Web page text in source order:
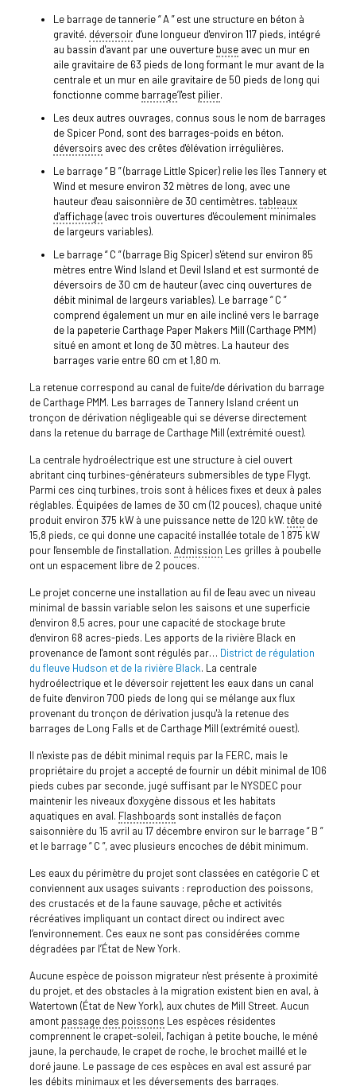
Le barrage de tannerie “ A ” est une structure en béton à
gravité. déversoird'une longueur d'environ 117 pieds, intégré
au bassin d'avant par une ouverture buseavec un mur en
aile gravitaire de 63 pieds de long formant le mur avant de la
centrale et un mur en aile gravitaire de 50 pieds de long qui
fonctionne comme barrage’l'est pilier.
Les deux autres ouvrages, connus sous le nom de barrages
de Spicer Pond, sont des barrages-poids en béton.
déversoirs avec des crêtes d'élévation irrégulières.
Le barrage “ B ” (barrage Little Spicer) relie les îles Tannery et
Wind et mesure environ 32 mètres de long, avec une
hauteur d'eau saisonnière de 30 centimètres. tableaux
d'affichage(avec trois ouvertures d'écoulement minimales
de largeurs variables).
Le barrage “ C ” (barrage Big Spicer) s'étend sur environ 85
mètres entre Wind Island et Devil Island et est surmonté de
déversoirs de 30 cm de hauteur (avec cinq ouvertures de
débit minimal de largeurs variables). Le barrage “ C ”
comprend également un mur en aile incliné vers le barrage
de la papeterie Carthage Paper Makers Mill (Carthage PMM)
situé en amont et long de 30 mètres. La hauteur des
barrages varie entre 60 cm et 1,80 m.
La retenue correspond au canal de fuite/de dérivation du barrage
de Carthage PMM. Les barrages de Tannery Island créent un
tronçon de dérivation négligeable qui se déverse directement
dans la retenue du barrage de Carthage Mill (extrémité ouest).
La centrale hydroélectrique est une structure à ciel ouvert
abritant cinq turbines-générateurs submersibles de type Flygt.
Parmi ces cinq turbines, trois sont à hélices fixes et deux à pales
réglables. Équipées de lames de 30 cm (12 pouces), chaque unité
produit environ 375 kW à une puissance nette de 120 kW. têtede
15,8 pieds, ce qui donne une capacité installée totale de 1 875 kW
pour l'ensemble de l'installation. Admission Les grilles à poubelle
ont un espacement libre de 2 pouces.
Le projet concerne une installation au fil de l'eau avec un niveau
minimal de bassin variable selon les saisons et une superficie
d'environ 8,5 acres, pour une capacité de stockage brute
d'environ 68 acres-pieds. Les apports de la rivière Black en
provenance de l'amont sont régulés par… District de régulation
du fleuve Hudson et de la rivière Black. La centrale
hydroélectrique et le déversoir rejettent les eaux dans un canal
de fuite d'environ 700 pieds de long qui se mélange aux flux
provenant du tronçon de dérivation jusqu'à la retenue des
barrages de Long Falls et de Carthage Mill (extrémité ouest).
Il n'existe pas de débit minimal requis par la FERC, mais le
propriétaire du projet a accepté de fournir un débit minimal de 106
pieds cubes par seconde, jugé suffisant par le NYSDEC pour
maintenir les niveaux d'oxygène dissous et les habitats
aquatiques en aval. Flashboards sont installés de façon
saisonnière du 15 avril au 17 décembre environ sur le barrage “ B ”
et le barrage “ C ”, avec plusieurs encoches de débit minimum.
Les eaux du périmètre du projet sont classées en catégorie C et
conviennent aux usages suivants : reproduction des poissons,
des crustacés et de la faune sauvage, pêche et activités
récréatives impliquant un contact direct ou indirect avec
l’environnement. Ces eaux ne sont pas considérées comme
dégradées par l’État de New York.
Aucune espèce de poisson migrateur n'est présente à proximité
du projet, et des obstacles à la migration existent bien en aval, à
Watertown (État de New York), aux chutes de Mill Street. Aucun
amont passage des poissons Les espèces résidentes
comprennent le crapet-soleil, l'achigan à petite bouche, le méné
jaune, la perchaude, le crapet de roche, le brochet maillé et le
doré jaune. Le passage de ces espèces en aval est assuré par
les débits minimaux et les déversements des barrages.